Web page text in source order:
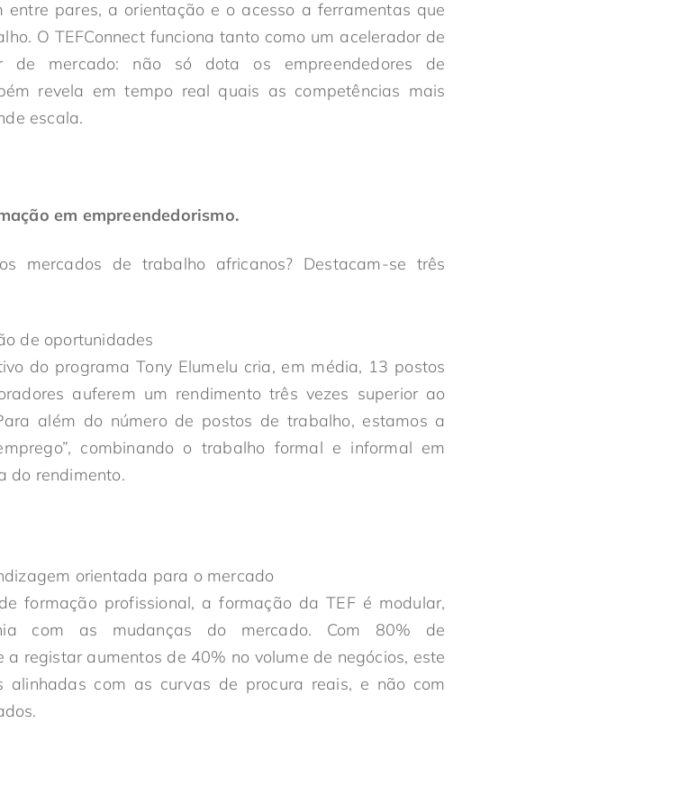
pares, a orientação e o acesso a ferramentas que
O TEFConnect funciona tanto como um acelerador de
de mercado: não só dota os empreendedores de
revela em tempo real quais as competências mais
escala.
em empreendedorismo.
mercados de trabalho africanos? Destacam-se três
de oportunidades
do programa Tony Elumelu cria, em média, 13 postos
auferem um rendimento três vezes superior ao
além do número de postos de trabalho, estamos a
combinando o trabalho formal e informal em
do rendimento.
orientada para o mercado
formação profissional, a formação da TEF é modular,
com as mudanças do mercado. Com 80% de
registar aumentos de 40% no volume de negócios, este
alinhadas com as curvas de procura reais, e não com